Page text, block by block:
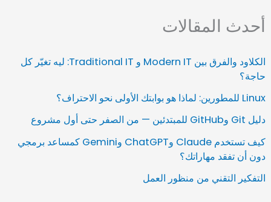
أحدث المقالات
الكلاود والفرق بين Modern IT و Traditional IT: ليه تغيّر كل
حاجة؟
Linux للمطورين: لماذا هو بوابتك الأولى نحو الاحتراف؟
دليل Git وGitHub للمبتدئين — من الصفر حتى أول مشروع
كيف تستخدم Claude وChatGPT وGemini كمساعد برمجي
دون أن تفقد مهاراتك؟
التفكير التقني من منظور العمل